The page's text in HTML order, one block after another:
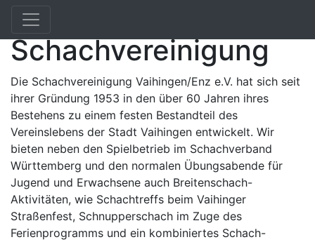
Willkommen bei der
Schachvereinigung
Die Schachvereinigung Vaihingen/Enz e.V. hat sich seit
ihrer Gründung 1953 in den über 60 Jahren ihres
Bestehens zu einem festen Bestandteil des
Vereinslebens der Stadt Vaihingen entwickelt. Wir
bieten neben den Spielbetrieb im Schachverband
Württemberg und den normalen Übungsabende für
Jugend und Erwachsene auch Breitenschach-
Aktivitäten, wie Schachtreffs beim Vaihinger
Straßenfest, Schnupperschach im Zuge des
Ferienprogramms und ein kombiniertes Schach-